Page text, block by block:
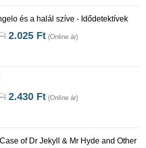
és a halál szíve - Idődetektívek
2.025 Ft (Online ár)
2.430 Ft (Online ár)
of Dr Jekyll & Mr Hyde and Other